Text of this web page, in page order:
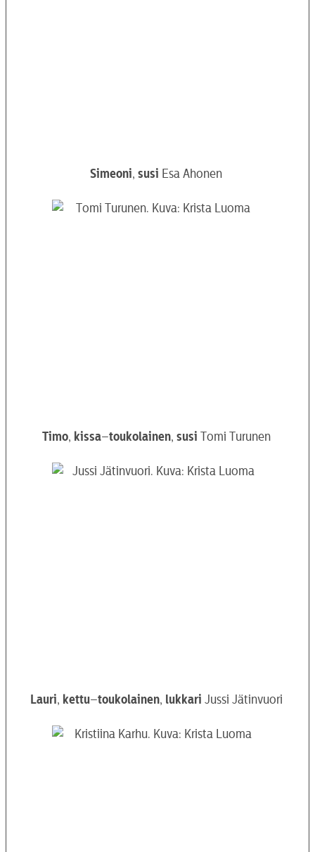
Simeoni, susi Esa Ahonen
Timo, kissa–toukolainen, susi Tomi Turunen
Lauri, kettu–toukolainen, lukkari Jussi Jätinvuori